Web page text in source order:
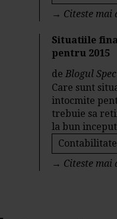
→ Citeste mai
Situatiile
pentru 2015
deBlogul
Care sunt
intocmite
trebuie sa
la bun
→ Citeste mai